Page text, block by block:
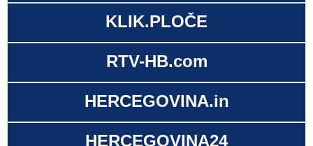
KLIK.PLOČE
RTV-HB.com
HERCEGOVINA.in
HERCEGOVINA24